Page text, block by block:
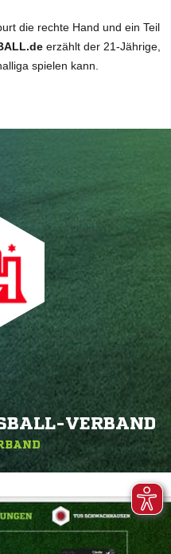
die rechte Hand und ein Teil
erzählt der 21-Jährige,
spielen kann.
VERBAND